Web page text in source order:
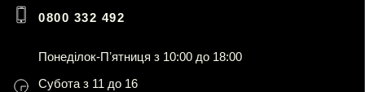
0800 332 492
Понеділок-Пʼятниця з 10:00 до 18:00
Субота з 11 до 16